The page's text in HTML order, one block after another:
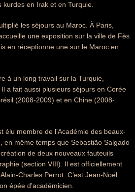
en Irak et en Turquie.
les séjours au Maroc. À Paris,
une exposition sur la ville de Fès
en réceptionne une sur le Maroc en
à un long travail sur la Turquie,
a fait aussi plusieurs séjours en Corée
(2008-2009) et en Chine (2008-
élu membre de l’Académie des beaux-
en même temps que Sebastião Salgado
de deux nouveaux fauteuils
(section VIII). Il est officiellement
Charles Perrot. C’est Jean-Noël
épée d'académicien.